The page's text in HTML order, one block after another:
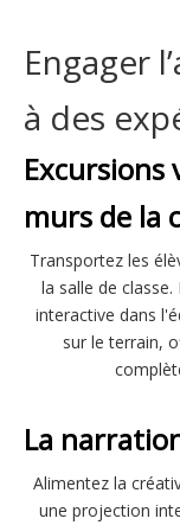
Engager
à des
Excursions
murs de la
Transportez les
la salle de
interactive dans
sur le terrain,
La
Alimentez la
une projection